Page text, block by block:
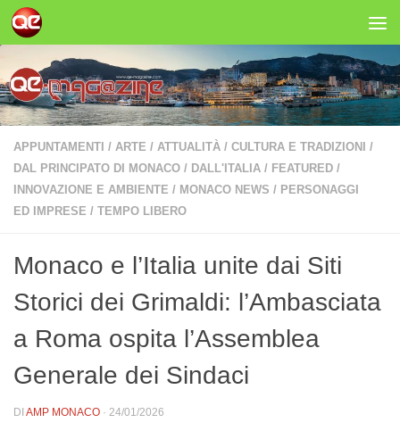
Salta al contenuto
APPUNTAMENTI / ARTE / ATTUALITÀ / CULTURA E TRADIZIONI
/
DAL PRINCIPATO DI MONACO / DALL'ITALIA / FEATURED /
INNOVAZIONE E AMBIENTE / MONACO NEWS / PERSONAGGI
ED IMPRESE / TEMPO LIBERO
Monaco e l’Italia unite dai Siti
Storici dei Grimaldi: l’Ambasciata
a Roma ospita l’Assemblea
Generale dei Sindaci
DI AMP MONACO · 24/01/2026